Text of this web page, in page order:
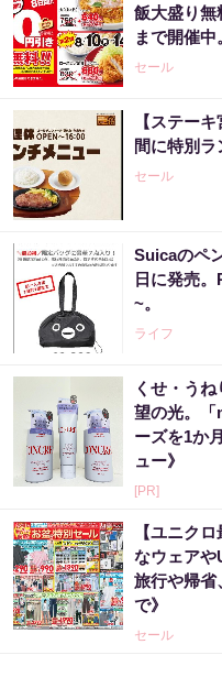
飯大盛り無
まで開催中
セール
【ステー
間に特別ラ
セール
Suicaのペ
日に発売
~。
ライフ
くせ・う
望の光。「
ーズを1か
ュー》
[PR]
【ユニク
なウェアや
旅行や帰省
で》
セール